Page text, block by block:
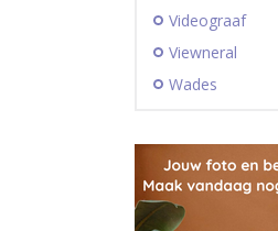
Videograaf
Viewneral
Wades